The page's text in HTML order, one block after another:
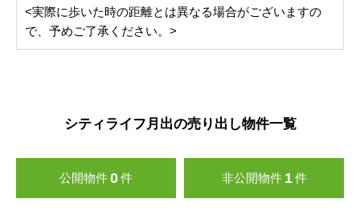
<実際に歩いた時の距離とは異なる場合がございますの
で、予めご了承ください。>
シティライフ月出の売り出し物件一覧
公開物件0件 非公開物件 1 件